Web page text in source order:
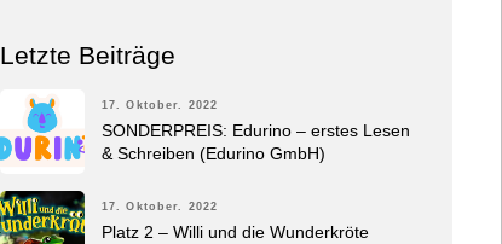
Letzte Beiträge
17. Oktober. 2022
SONDERPREIS: Edurino – erstes Lesen
& Schreiben (Edurino GmbH)
17. Oktober. 2022
Platz 2 – Willi und die Wunderkröte